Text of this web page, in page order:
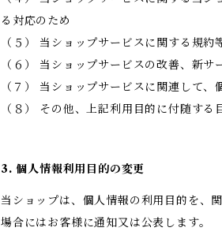
る対応のため
（５） 当ショップサービスに関する規
（６） 当ショップサービスの改善、新
（７） 当ショップサービスに関連して
（８） その他、上記利用目的に付随する
3. 個人情報利用目的の変更
当ショップは、個人情報の利用目的を、
場合にはお客様に通知又は公表します。